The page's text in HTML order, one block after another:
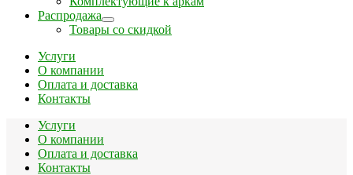
Распродажа
Товары со скидкой
Услуги
О компании
Оплата и доставка
Контакты
Услуги
О компании
Оплата и доставка
Контакты